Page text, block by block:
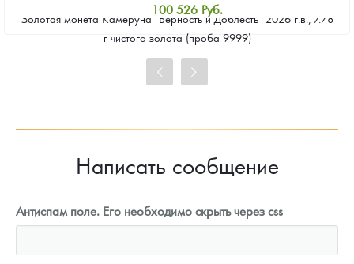
Золотая монета Камеруна "Верность и Доблесть" 2026 г.в., 7.78
г чистого золота (проба 9999)
100 526 Руб.
Стандартная цена
Цена выкупа
Написать сообщение
Антиспам поле. Его необходимо скрыть через css